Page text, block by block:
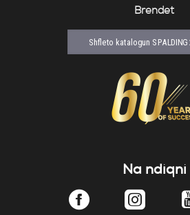
Brendet
Shfleto katalogun SPALDING
Na ndiqni